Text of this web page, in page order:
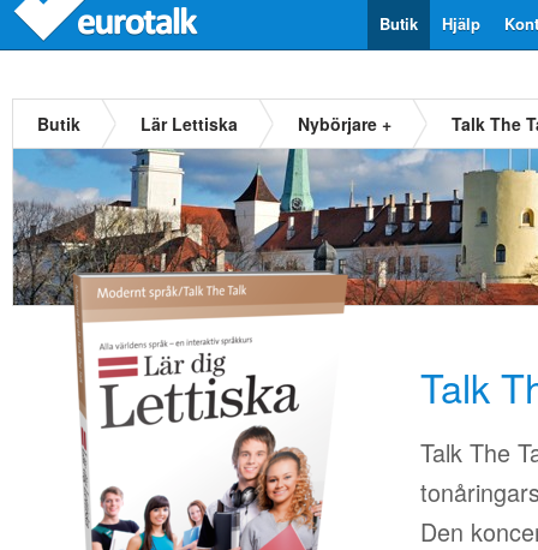
Hjälp
Butik
Butik Lär Lettiska Nybörjare + Talk The
Talk
Talk The
Den